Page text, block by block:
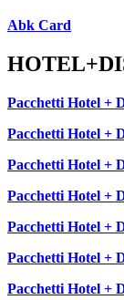
Abk Card
Pacchetti Hotel +
Pacchetti Hotel +
Pacchetti Hotel +
Pacchetti Hotel +
Pacchetti Hotel +
Pacchetti Hotel +
Pacchetti Hotel +